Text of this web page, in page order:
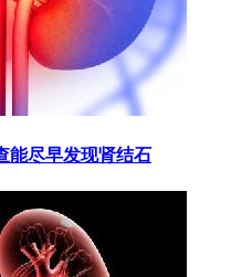
能尽早发现肾结石